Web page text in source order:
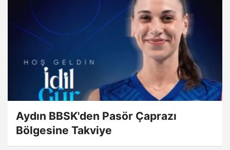
Aydın BBSK'den Pasör Çaprazı
Bölgesine Takviye